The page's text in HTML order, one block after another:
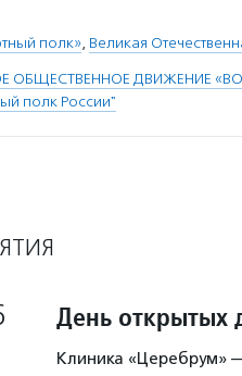
полк», Великая
ОБЩЕСТВЕННОЕ ДВИЖЕНИЕ
полк России"
День открытых
Клиника «Церебрум»